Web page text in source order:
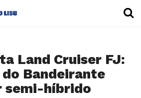
Land Cruiser FJ:
Bandeirante
semi-híbrido